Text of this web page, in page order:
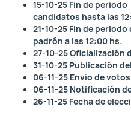
15-10-25 Fin de
candidatos hasta las
21-10-25 Fin de
padrón a las 12:00 hs.
27-10-25 Oficialización
31-10-25 Publicación
06-11-25 Envío de
06-11-25 Notificación
26-11-25 Fecha de